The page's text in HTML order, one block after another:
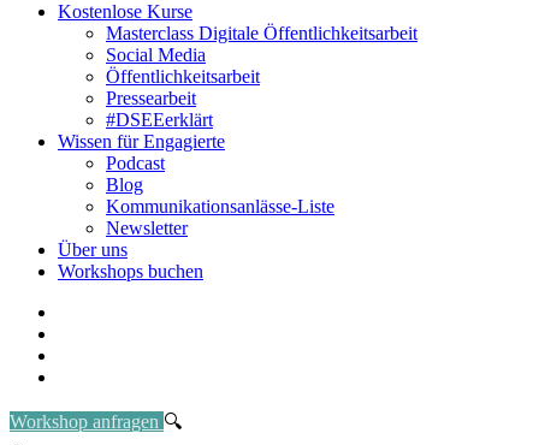
Kostenlose Kurse
Masterclass Digitale Öffentlichkeitsarbeit
Social Media
Öffentlichkeitsarbeit
Pressearbeit
#DSEEerklärt
Wissen für Engagierte
Podcast
Blog
Kommunikationsanlässe-Liste
Newsletter
Über uns
Workshops buchen
Workshop anfragen